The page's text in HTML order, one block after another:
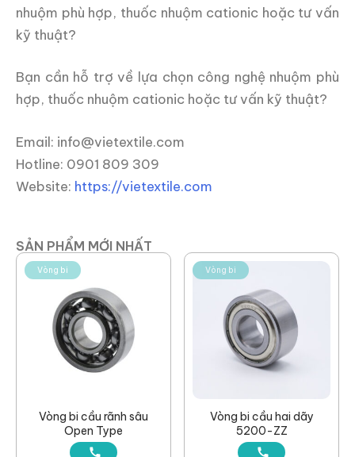
nhuộm phù hợp, thuốc nhuộm cationic hoặc tư vấn
kỹ thuật?
Bạn cần hỗ trợ về lựa chọn công nghệ nhuộm phù
hợp, thuốc nhuộm cationic hoặc tư vấn kỹ thuật?
Email: info@vietextile.com
Hotline: 0901 809 309
Website: https://vietextile.com
SẢN PHẨM MỚI NHẤT
Vòng bi
Vòng bi cầu rãnh sâu
Open Type
Vòng bi
Vòng bi cầu hai dãy
5200-ZZ